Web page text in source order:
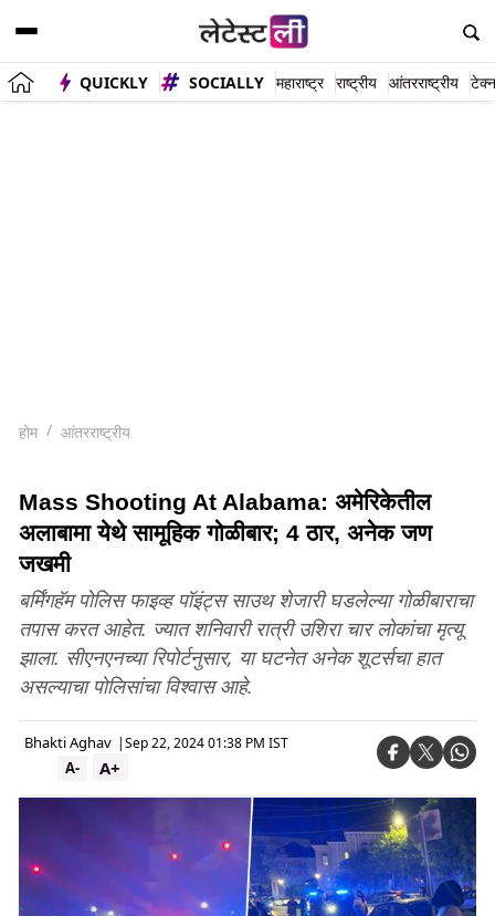
QUICKLY SOCIALLY महाराष्ट्र राष्ट्रीय आंतरराष्ट्रीय
होम आंतरराष्ट्रीय
Mass Shooting At Alabama: अमेरिकेतील
अलाबामा येथे सामूहिक गोळीबार; 4 ठार, अनेक जण
जखमी
बर्मिंगहॅम पोलिस फाइव्ह पॉइंट्स साउथ शेजारी घडलेल्या गोळीबाराचा
तपास करत आहेत. ज्यात शनिवारी रात्री उशिरा चार लोकांचा मृत्यू
झाला. सीएनएनच्या रिपोर्टनुसार, या घटनेत अनेक शूटर्सचा हात
असल्याचा पोलिसांचा विश्वास आहे.
Bhakti Aghav |Sep 22, 2024 01:38 PM IST
A+
A-